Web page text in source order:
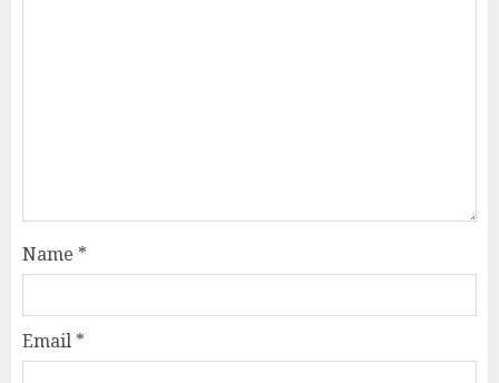
Name *
Email *